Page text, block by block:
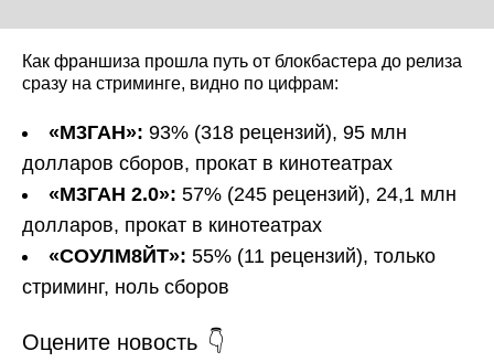
Как франшиза прошла путь от блокбастера до релиза
сразу на стриминге, видно по цифрам:
«М3ГАН»: 93% (318 рецензий), 95 млн
долларов сборов, прокат в кинотеатрах
«М3ГАН 2.0»: 57% (245 рецензий), 24,1 млн
долларов, прокат в кинотеатрах
«СОУЛМ8ЙТ»: 55% (11 рецензий), только
стриминг, ноль сборов
Оцените новость